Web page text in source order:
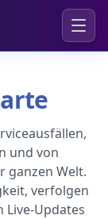
und von
ganzen Welt.
verfolgen
Live-Updates